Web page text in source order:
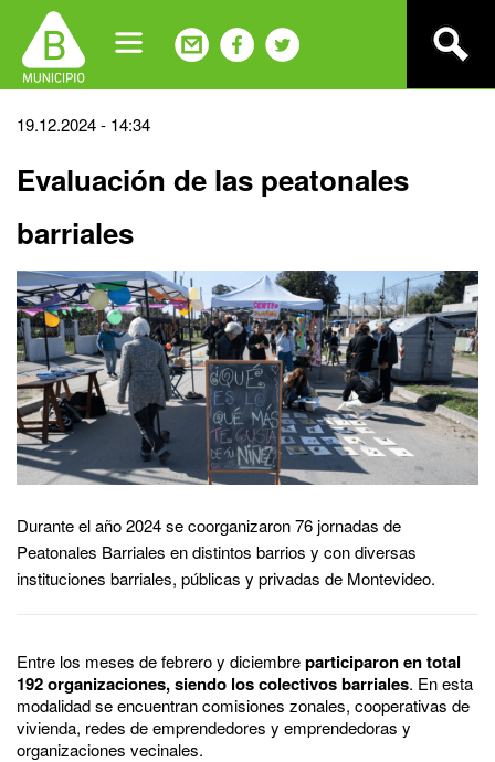
navigation
Back
top
19.12.2024 - 14:34
Evaluación de las peatonales
barriales
Durante el año 2024 se coorganizaron 76 jornadas de
Peatonales Barriales en distintos barrios y con diversas
instituciones barriales, públicas y privadas de Montevideo.
Entre los meses de febrero y diciembreparticiparon en total
192 organizaciones, siendo los colectivos barriales. En esta
modalidad se encuentran comisiones zonales, cooperativas de
vivienda, redes de emprendedores y emprendedoras y
organizaciones vecinales.